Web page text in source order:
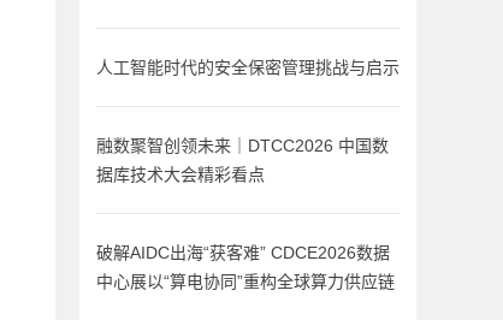
人工智能时代的安全保密管理挑战与启示
融数聚智创领未来｜DTCC2026 中国数
据库技术大会精彩看点
破解AIDC出海“获客难” CDCE2026数据
中心展以“算电协同”重构全球算力供应链